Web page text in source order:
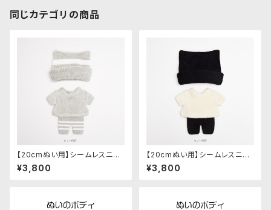
同じカテゴリの商品
【20cmぬい用】シームレスニッ
ト ルームウェアセット（グレー）
¥3,800
【20cmぬい用】シームレスニッ
ト ルームウェアセット（ブラック＆
オフホワイト）
¥3,800